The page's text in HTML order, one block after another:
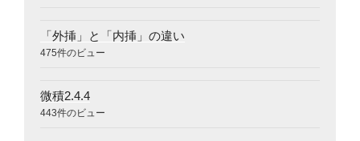
「外挿」と「内挿」の違い
475件のビュー
微積2.4.4
443件のビュー